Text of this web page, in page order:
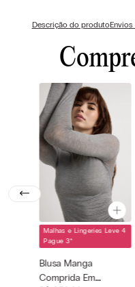
Descrição do produtoEnvios
Cor selecionada
Cinza - 456j -
Medium Grey
Mel
Malhas e Lingeries Leve 4
Pague 3*
Blusa Manga
Comprida Em